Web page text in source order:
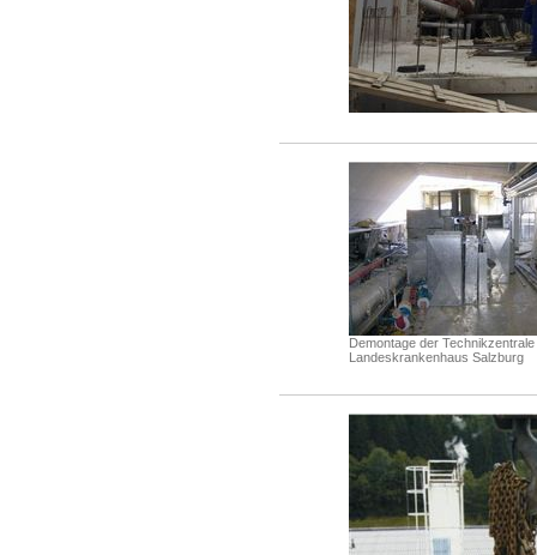
Demontage der Technikzentrale
Landeskrankenhaus Salzburg